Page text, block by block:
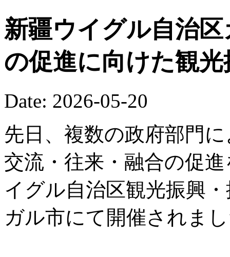
新疆ウイグル自治
の促進に向けた観
Date: 2026-05-20
先日、複数の政府部門
交流・往来・融合の促
イグル自治区観光振興
ガル市にて開催されま